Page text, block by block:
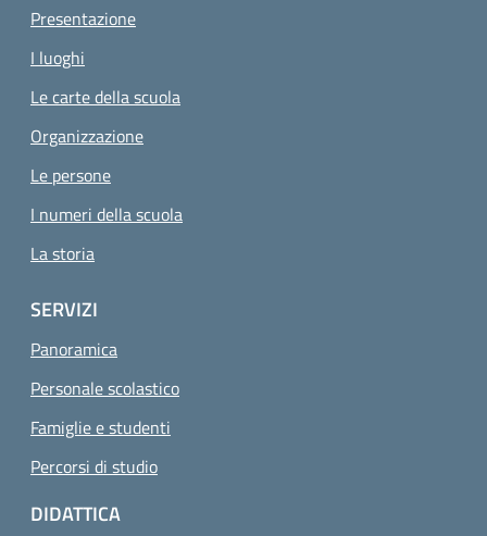
Presentazione
I luoghi
Le carte della scuola
Organizzazione
Le persone
I numeri della scuola
La storia
SERVIZI
Panoramica
Personale scolastico
Famiglie e studenti
Percorsi di studio
DIDATTICA